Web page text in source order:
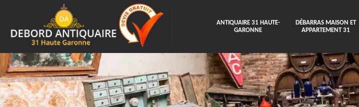
ANTIQUAIRE 31 HAUTE-
GARONNE
DÉBARRAS MAISON ET
APPARTEMENT 31